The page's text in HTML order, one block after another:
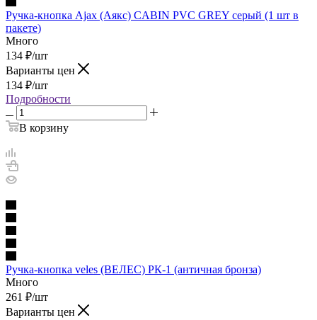
Ручка-кнопка Ajax (Аякс) CABIN PVC GREY серый (1 шт в
пакете)
Много
134 ₽/шт
Варианты цен
134 ₽/шт
Подробности
В корзину
Ручка-кнопка veles (ВЕЛЕС) РК-1 (античная бронза)
Много
261 ₽/шт
Варианты цен